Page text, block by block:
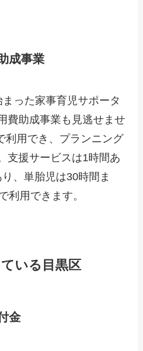
成事業
った家事育児サポータ
費助成事業も見逃せませ
利用でき、プランニング
支援サービスは1時間あ
、単胎児は30時間ま
利用できます。
いる目黒区
金